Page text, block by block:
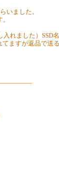
いました。
れました）SSD
ますが返品で送る